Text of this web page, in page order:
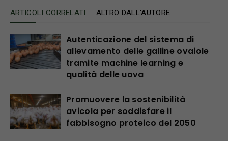
ARTICOLI CORRELATI ALTRO DALL'AUTORE
Autenticazione del sistema di
allevamento delle galline ovaiole
tramite machine learning e
qualità delle uova
Promuovere la sostenibilità
avicola per soddisfare il
fabbisogno proteico del 2050